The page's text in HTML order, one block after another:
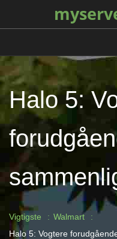
Halo 5:
Vigtigste
Walmart
Halo 5: Vogtere